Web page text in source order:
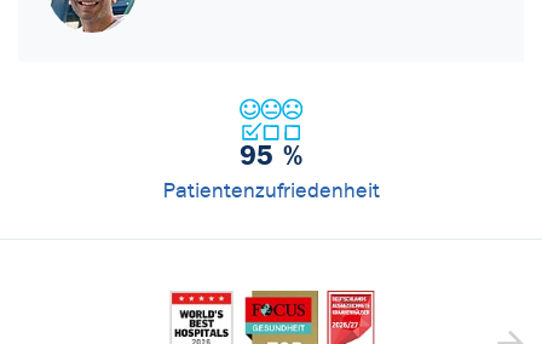
95 %
Patientenzufriedenheit